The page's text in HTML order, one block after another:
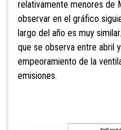
relativamente menores de
observar en el gráfico
largo del año es muy
que se observa entre abril
empeoramiento de la
emisiones.